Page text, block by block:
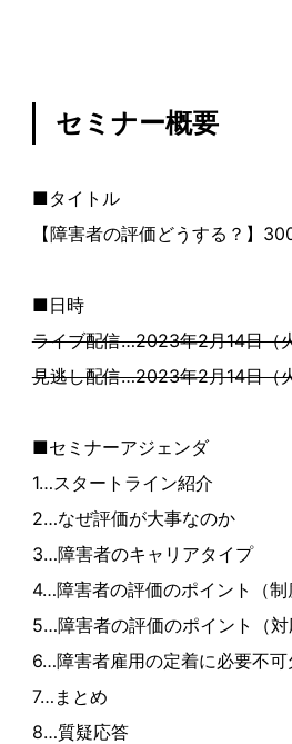
セミナー概要
■タイトル
【障害者の評価どうする？】
■日時
ライブ配信…2023年2月14日（
見逃し配信…2023年2月14日（
■セミナーアジェンダ
1…スタートライン紹介
2…なぜ評価が大事なのか
3…障害者のキャリアタイプ
4…障害者の評価のポイント（制
5…障害者の評価のポイント（対
6…障害者雇用の定着に必要不可
7…まとめ
8…質疑応答